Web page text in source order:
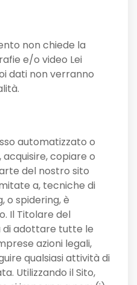
non chiede la
e/o video Lei
dati non verranno
automatizzato o
copiare o
del nostro sito
a, tecniche di
o spidering, è
Il Titolare del
di adottare tutte le
azioni legali,
qualsiasi attività di
Utilizzando il Sito,